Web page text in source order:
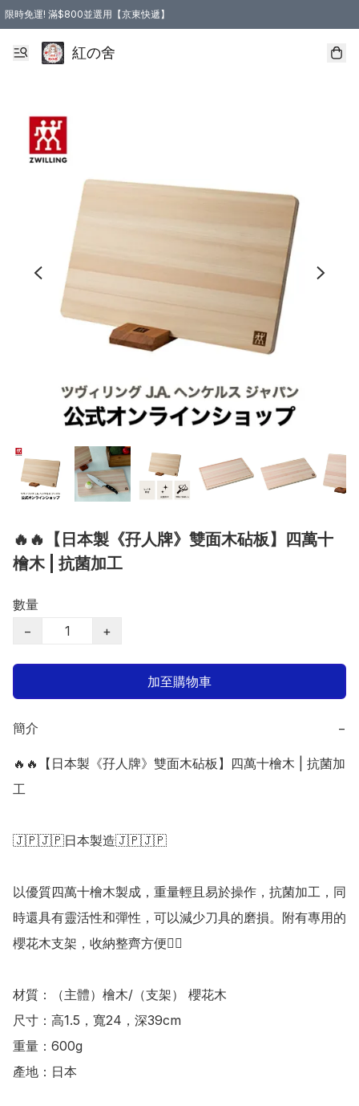
限時免運! 滿$800並選用【京東快遞】
紅の舍
🔥🔥【日本製《孖人牌》雙面木砧板】四萬十
檜木 | 抗菌加工
數量
−
+
加至購物車
簡介 −
🔥🔥【日本製《孖人牌》雙面木砧板】四萬十檜木 | 抗菌加
工
🇯🇵🇯🇵日本製造🇯🇵🇯🇵
以優質四萬十檜木製成，重量輕且易於操作，抗菌加工，同
時還具有靈活性和彈性，可以減少刀具的磨損。附有專用的
櫻花木支架，收納整齊方便👍🏻
材質：（主體）檜木/（支架） 櫻花木
尺寸：高1.5，寬24，深39cm
重量：600g
產地：日本